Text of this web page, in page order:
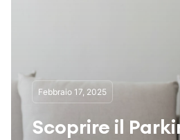
Febbraio 17, 2025
Scoprire il